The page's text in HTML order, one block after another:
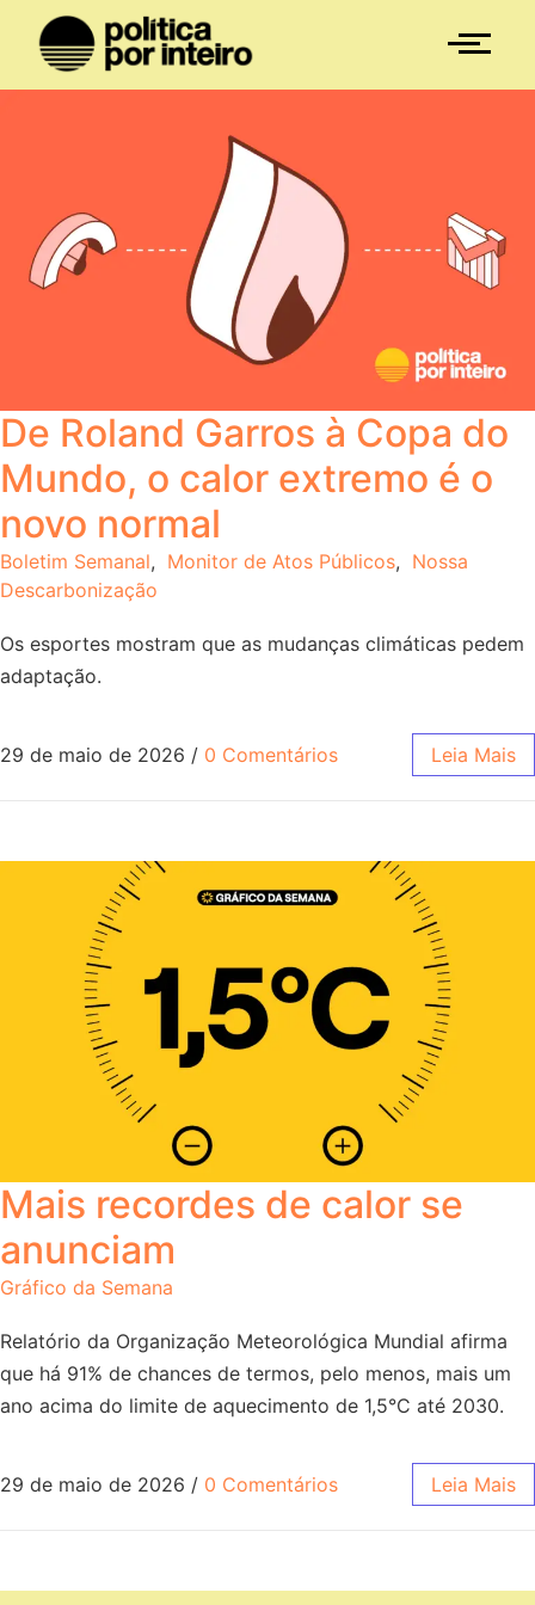
De Roland Garros à Copa do
Mundo, o calor extremo é o
novo normal
Boletim Semanal, Monitor de Atos Públicos, Nossa
Descarbonização
Os esportes mostram que as mudanças climáticas pedem
adaptação.
29 de maio de 2026 / 0 Comentários Leia Mais
Mais recordes de calor se
anunciam
Gráfico da Semana
Relatório da Organização Meteorológica Mundial afirma
que há 91% de chances de termos, pelo menos, mais um
ano acima do limite de aquecimento de 1,5°C até 2030.
29 de maio de 2026 / 0 Comentários Leia Mais